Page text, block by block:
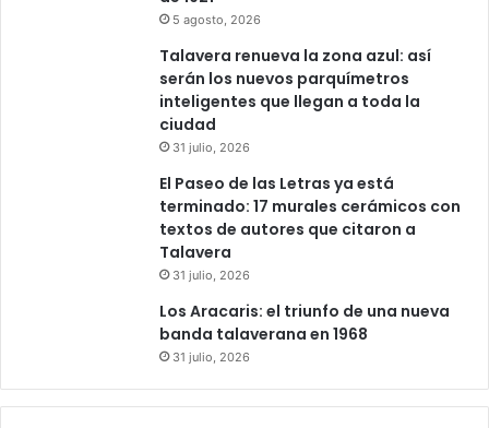
5 agosto, 2026
Talavera renueva la zona azul: así
serán los nuevos parquímetros
inteligentes que llegan a toda la
ciudad
31 julio, 2026
El Paseo de las Letras ya está
terminado: 17 murales cerámicos con
textos de autores que citaron a
Talavera
31 julio, 2026
Los Aracaris: el triunfo de una nueva
banda talaverana en 1968
31 julio, 2026